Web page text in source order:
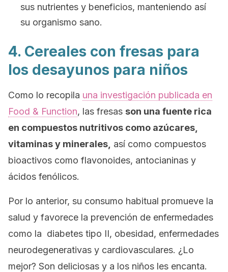
sus nutrientes y beneficios, manteniendo así
su organismo sano.
4. Cereales con fresas para
los desayunos para niños
Como lo recopila una investigación publicada en
Food & Function, las fresas son una fuente rica
en compuestos nutritivos como azúcares,
vitaminas y minerales, así como compuestos
bioactivos como flavonoides, antocianinas y
ácidos fenólicos.
Por lo anterior, su consumo habitual promueve la
salud y favorece la prevención de enfermedades
como la diabetes tipo II, obesidad, enfermedades
neurodegenerativas y cardiovasculares. ¿Lo
mejor? Son deliciosas y a los niños les encanta.